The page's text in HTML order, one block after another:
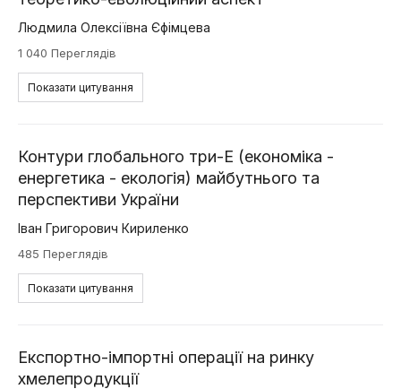
Людмила Олексіївна Єфімцева
1 040 Переглядів
Показати цитування
Контури глобального три-Е (економіка -
енергетика - екологія) майбутнього та
перспективи України
Іван Григорович Кириленко
485 Переглядів
Показати цитування
Експортно-імпортні операції на ринку
хмелепродукції